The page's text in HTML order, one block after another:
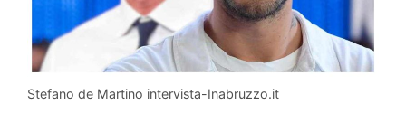
Stefano de Martino intervista-Inabruzzo.it